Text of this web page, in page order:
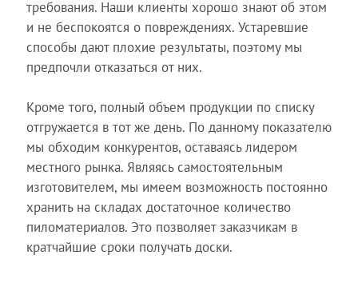
требования. Наши клиенты хорошо знают об этом
и не беспокоятся о повреждениях. Устаревшие
способы дают плохие результаты, поэтому мы
предпочли отказаться от них.
Кроме того, полный объем продукции по списку
отгружается в тот же день. По данному показателю
мы обходим конкурентов, оставаясь лидером
местного рынка. Являясь самостоятельным
изготовителем, мы имеем возможность постоянно
хранить на складах достаточное количество
пиломатериалов. Это позволяет заказчикам в
кратчайшие сроки получать доски.